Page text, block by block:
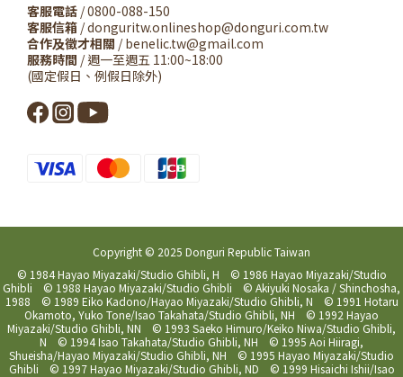
客服電話 / 0800-088-150
客服信箱 / donguritw.onlineshop@donguri.com.tw
合作及徵才相關 / benelic.tw@gmail.com
服務時間 / 週一至週五 11:00~18:00
(國定假日、例假日除外)
Copyright © 2025 Donguri Republic Taiwan
© 1984 Hayao Miyazaki/Studio Ghibli, H © 1986 Hayao Miyazaki/Studio
Ghibli © 1988 Hayao Miyazaki/Studio Ghibli © Akiyuki Nosaka / Shinchosha,
1988 © 1989 Eiko Kadono/Hayao Miyazaki/Studio Ghibli, N © 1991 Hotaru
Okamoto, Yuko Tone/Isao Takahata/Studio Ghibli, NH © 1992 Hayao
Miyazaki/Studio Ghibli, NN © 1993 Saeko Himuro/Keiko Niwa/Studio Ghibli,
N © 1994 Isao Takahata/Studio Ghibli, NH © 1995 Aoi Hiiragi,
Shueisha/Hayao Miyazaki/Studio Ghibli, NH © 1995 Hayao Miyazaki/Studio
Ghibli © 1997 Hayao Miyazaki/Studio Ghibli, ND © 1999 Hisaichi Ishii/Isao